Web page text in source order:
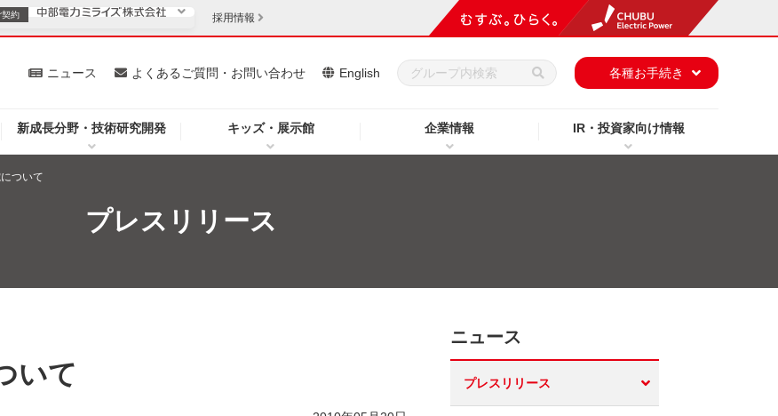
新成長分野・技術研究開発 キッズ・展示館 企業情報 IR・投資家向け情報
ニュース よくあるご質問・お問い合わせ English 各種お手続き
安定供給
企業情報
契約
ま 法人のお客さま
採用情報
ついて
プレスリリース
いて
ニュース
プレスリリース